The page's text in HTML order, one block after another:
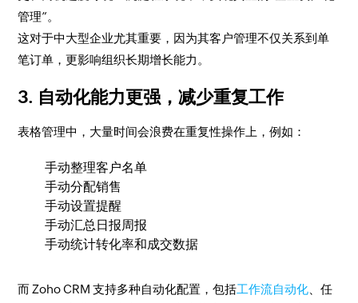
管理”。
这对于中大型企业尤其重要，因为其客户管理不仅关系到单
笔订单，更影响组织长期增长能力。
3. 自动化能力更强，减少重复工作
表格管理中，大量时间会浪费在重复性操作上，例如：
手动整理客户名单
手动分配销售
手动设置提醒
手动汇总日报周报
手动统计转化率和成交数据
而 Zoho CRM 支持多种自动化配置，包括工作流自动化 、任